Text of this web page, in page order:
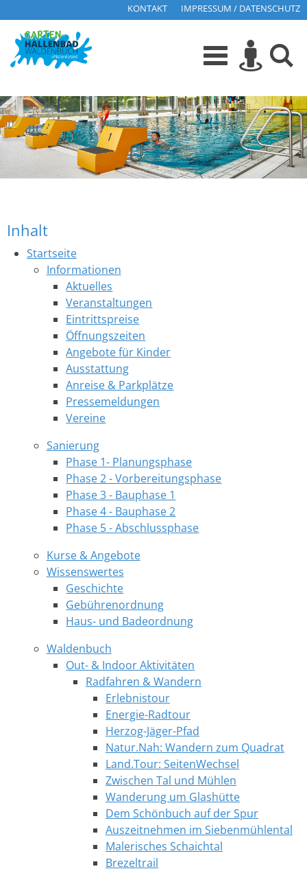
KONTAKT IMPRESSUM / DATENSCHUTZ
Inhalt
Startseite
Informationen
Aktuelles
Veranstaltungen
Eintrittspreise
Öffnungszeiten
Angebote für Kinder
Ausstattung
Anreise & Parkplätze
Pressemeldungen
Vereine
Sanierung
Phase 1- Planungsphase
Phase 2 - Vorbereitungsphase
Phase 3 - Bauphase 1
Phase 4 - Bauphase 2
Phase 5 - Abschlussphase
Kurse & Angebote
Wissenswertes
Geschichte
Gebührenordnung
Haus- und Badeordnung
Waldenbuch
Out- & Indoor Aktivitäten
Radfahren & Wandern
Erlebnistour
Energie-Radtour
Herzog-Jäger-Pfad
Natur.Nah: Wandern zum Quadrat
Land.Tour: SeitenWechsel
Zwischen Tal und Mühlen
Wanderung um Glashütte
Dem Schönbuch auf der Spur
Auszeitnehmen im Siebenmühlental
Malerisches Schaichtal
Brezeltrail